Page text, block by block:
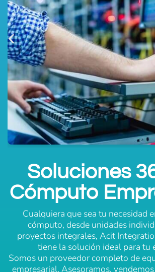
Soluciones
Cómputo
Cualquiera que sea tu necesidad
cómputo, desde unidades
proyectos integrales, Acit
tiene la solución ideal para tu
Somos un proveedor completo de
empresarial. Asesoramos,